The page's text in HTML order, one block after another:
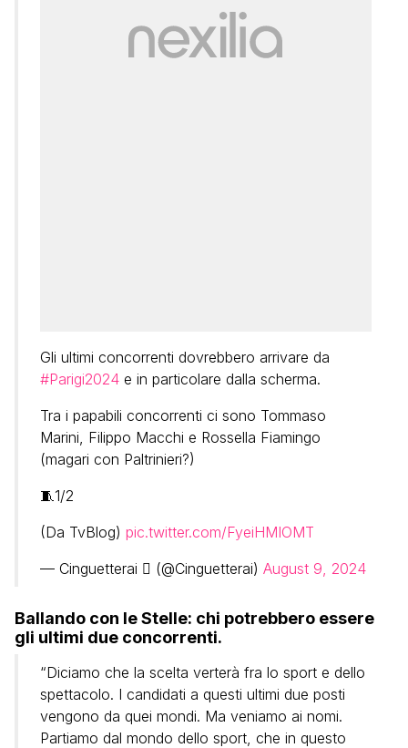
Gli ultimi concorrenti dovrebbero arrivare da
#Parigi2024 e in particolare dalla scherma.
Tra i papabili concorrenti ci sono Tommaso
Marini, Filippo Macchi e Rossella Fiamingo
(magari con Paltrinieri?)
🧵1/2
(Da TvBlog) pic.twitter.com/FyeiHMIOMT
— Cinguetterai  (@Cinguetterai) August 9, 2024
Ballando con le Stelle: chi potrebbero essere
gli ultimi due concorrenti.
“Diciamo che la scelta verterà fra lo sport e dello
spettacolo. I candidati a questi ultimi due posti
vengono da quei mondi. Ma veniamo ai nomi.
Partiamo dal mondo dello sport, che in questo